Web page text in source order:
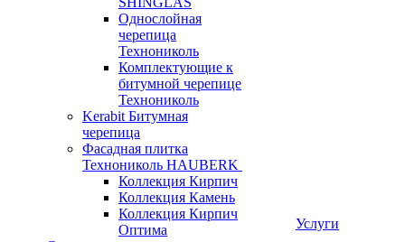
Однослойная
черепица
Технониколь
Комплектующие к
битумной черепице
Технониколь
Kerabit Битумная
черепица
Фасадная плитка
Технониколь HAUBERK
Кол​лекция Кирпич
Кол​лекция Камень
Коллекция Кирпич
Оптима
Услуги